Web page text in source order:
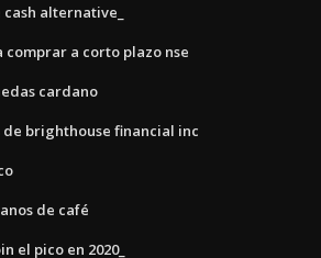
alternative_
comprar a corto plazo nse
cardano
de brighthouse financial inc
de café
el pico en 2020_